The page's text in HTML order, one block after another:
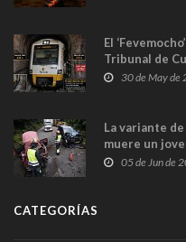
El
Tribunal de
sobrecoste
30 de May de
La variante
muere un
frontal
05 de Jun de
CATEGORÍAS